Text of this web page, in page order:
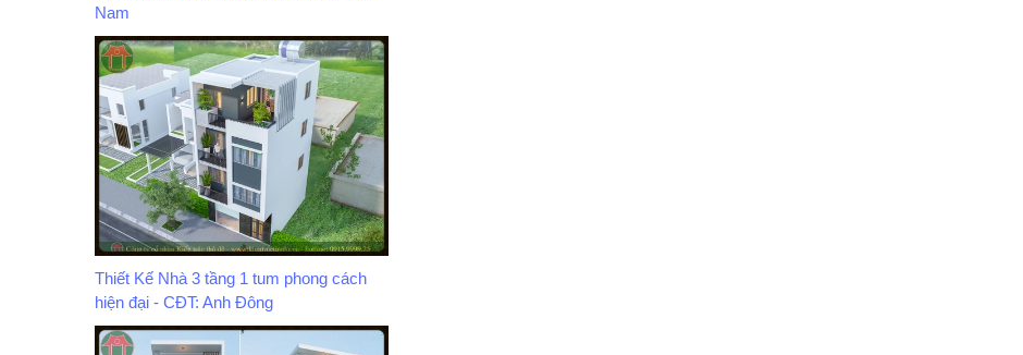
Nam
Thiết Kế Nhà 3 tầng 1 tum phong cách
hiện đại - CĐT: Anh Đông